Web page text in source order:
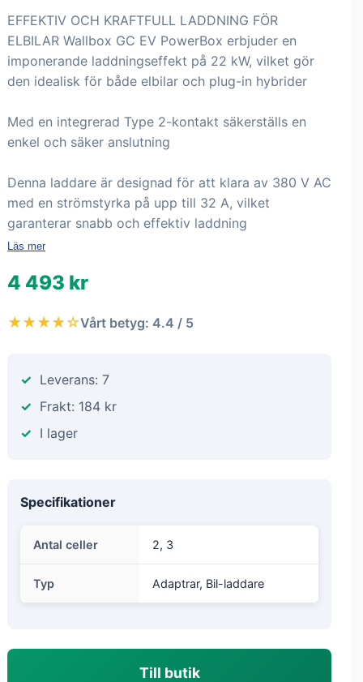
EFFEKTIV OCH KRAFTFULL LADDNING FÖR
ELBILAR Wallbox GC EV PowerBox erbjuder en
imponerande laddningseffekt på 22 kW, vilket gör
den idealisk för både elbilar och plug-in hybrider
Med en integrerad Type 2-kontakt säkerställs en
enkel och säker anslutning
Denna laddare är designad för att klara av 380 V AC
med en strömstyrka på upp till 32 A, vilket
garanterar snabb och effektiv laddning
Läs mer
4 493 kr
★★★★☆Vårt betyg: 4.4 / 5
Leverans: 7
Frakt: 184 kr
I lager
Specifikationer
Antal celler 2, 3
Typ Adaptrar, Bil-laddare
Till butik